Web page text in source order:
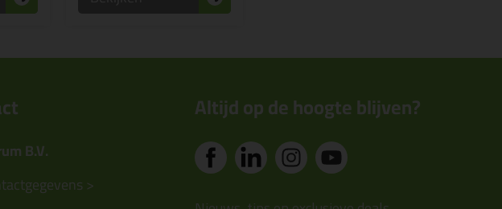
B.V.
>
Altijd op de hoogte blijven?